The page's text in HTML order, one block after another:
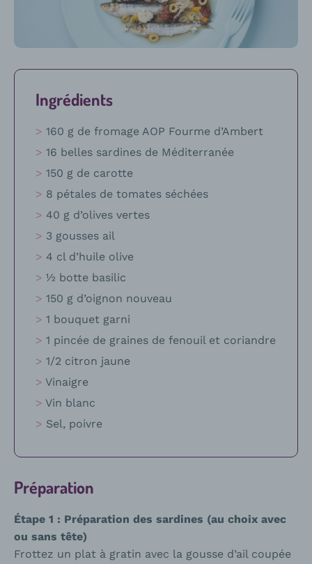
Ingrédients
160 g de fromage AOP Fourme d’Ambert
16 belles sardines de Méditerranée
150 g de carotte
8 pétales de tomates séchées
40 g d’olives vertes
3 gousses ail
4 cl d’huile olive
½ botte basilic
150 g d’oignon nouveau
1 bouquet garni
1 pincée de graines de fenouil et coriandre
1/2 citron jaune
Vinaigre
Vin blanc
Sel, poivre
Préparation
Étape 1 : Préparation des sardines (au choix avec
ou sans tête)
Frottez un plat à gratin avec la gousse d’ail coupée